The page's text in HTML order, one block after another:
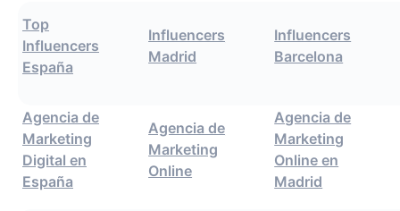
Top
Influencers
España
Influencers
Madrid
Influencers
Barcelona
Agencia de
Marketing
Digital en
España
Agencia de
Marketing
Online
Agencia de
Marketing
Online en
Madrid